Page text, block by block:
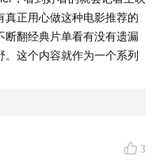
真正用心做这种电影推荐的
断翻经典片单看有没有遗漏
。这个内容就作为一个系列
3